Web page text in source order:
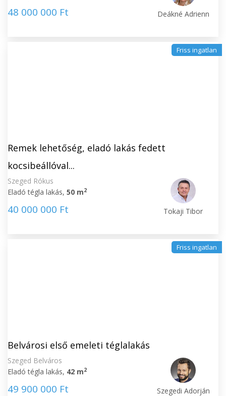
48 000 000 Ft Deákné Adrienn
Friss ingatlan
Remek lehetőség, eladó lakás fedett
kocsibeállóval...
Szeged Rókus
Eladó tégla lakás, 50 m2
40 000 000 Ft Tokaji Tibor
Friss ingatlan
Belvárosi első emeleti téglalakás
Szeged Belváros
Eladó tégla lakás, 42 m2
49 900 000 Ft Szegedi Adorján